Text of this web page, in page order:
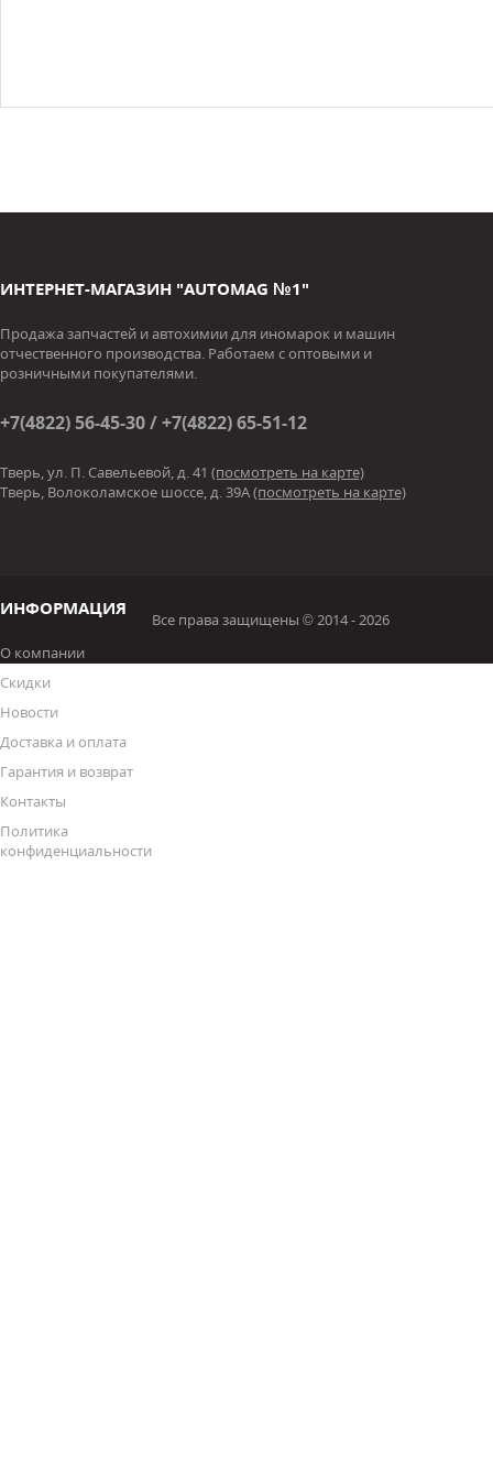
ИНТЕРНЕТ-МАГАЗИН "AUTOMAG №1"
Продажа запчастей и автохимии для иномарок и машин
отчественного производства. Работаем с оптовыми и
розничными покупателями.
+7(4822) 56-45-30 / +7(4822) 65-51-12
Тверь, ул. П. Савельевой, д. 41 (посмотреть на карте)
Тверь, Волоколамское шоссе, д. 39А(посмотреть на карте)
ИНФОРМАЦИЯ
О компании
Скидки
Новости
Доставка и оплата
Гарантия и возврат
Контакты
Политика
конфиденциальности
Все права защищены © 2014 - 2026